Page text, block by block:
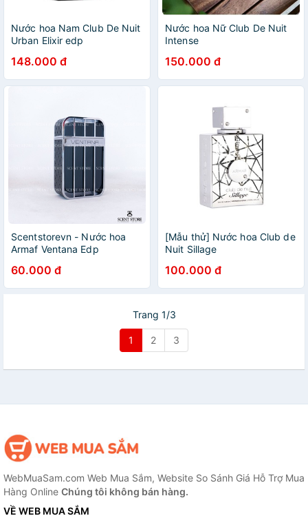
Nước hoa Nam Club De Nuit
Urban Elixir edp
148.000 đ
Nước hoa Nữ Club De Nuit
Intense
150.000 đ
Scentstorevn - Nước hoa
Armaf Ventana Edp
60.000 đ
[Mẫu thử] Nước hoa Club de
Nuit Sillage
100.000 đ
Trang 1/3
1 2 3
WebMuaSam.com Web Mua Sắm, Website So Sánh Giá Hỗ Trợ Mua
Hàng Online Chúng tôi không bán hàng.
VỀ WEB MUA SẮM